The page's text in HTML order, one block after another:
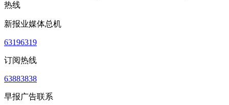
热线
新报业媒体总机
63196319
订阅热线
63883838
早报广告联系